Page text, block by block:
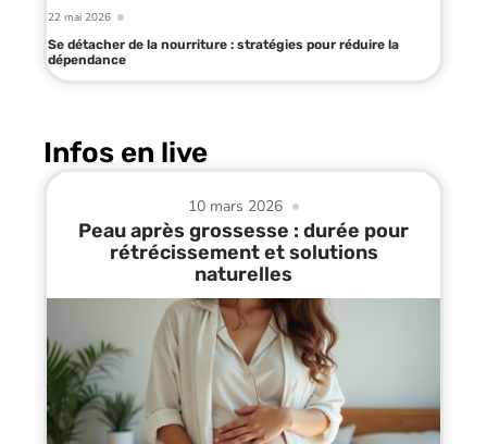
22 mai 2026
Se détacher de la nourriture : stratégies pour réduire la
dépendance
Infos en live
10 mars 2026
Peau après grossesse : durée pour
rétrécissement et solutions
naturelles